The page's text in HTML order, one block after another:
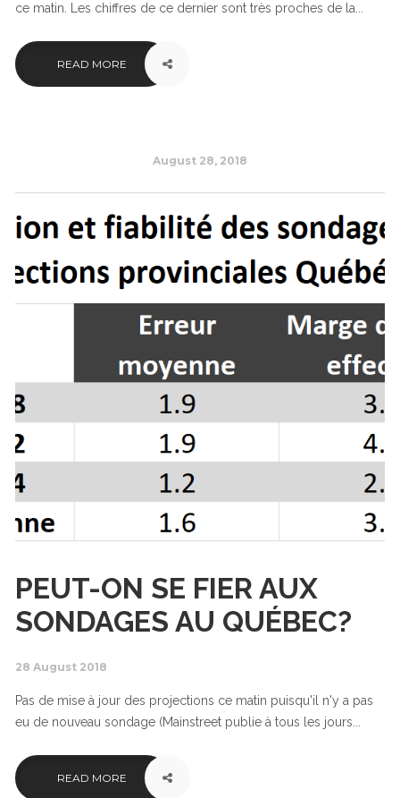
ce matin. Les chiffres de ce dernier sont très proches de la...
READ MORE
August 28, 2018
PEUT-ON SE FIER AUX
SONDAGES AU QUÉBEC?
28 August 2018
Pas de mise à jour des projections ce matin puisqu'il n'y a pas
eu de nouveau sondage (Mainstreet publie à tous les jours...
READ MORE